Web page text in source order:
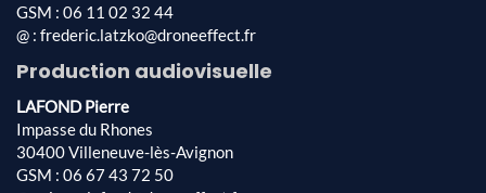
GSM : 06 11 02 32 44
@ : frederic.latzko@droneeffect.fr
Production audiovisuelle
LAFOND Pierre
Impasse du Rhones
30400 Villeneuve-lès-Avignon
GSM : 06 67 43 72 50